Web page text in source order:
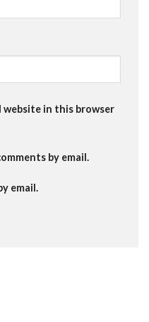
website in this browser
by email.
email.